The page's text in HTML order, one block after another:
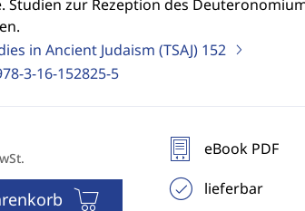
Studien zur Rezeption des
in Ancient Judaism (TSAJ) 152
3-16-152825-5
eBook PDF
lieferbar